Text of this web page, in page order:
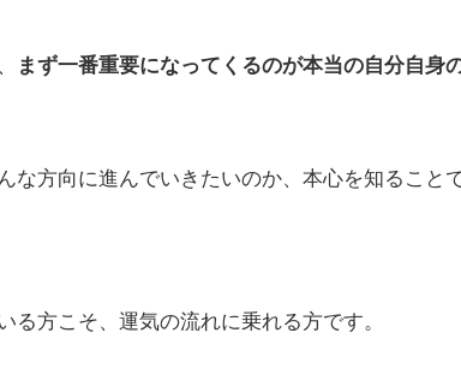
まず一番重要になってくるのが本当の自分自身
な方向に進んでいきたいのか、本心を知ること
る方こそ、運気の流れに乗れる方です。